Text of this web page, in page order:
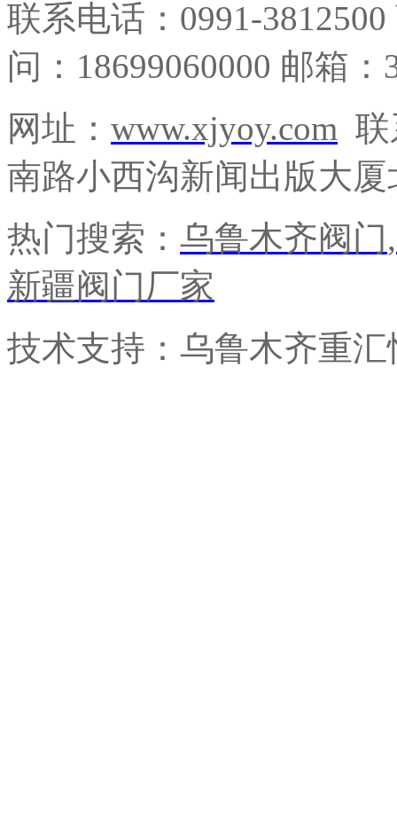
联系电话：0991-
问：18699060000 邮箱：
网址： www.xjyoy.com
南路小西沟新闻出版大厦
热门搜索： 乌鲁木齐阀门,
新疆阀门厂家
技术支持：乌鲁木齐重